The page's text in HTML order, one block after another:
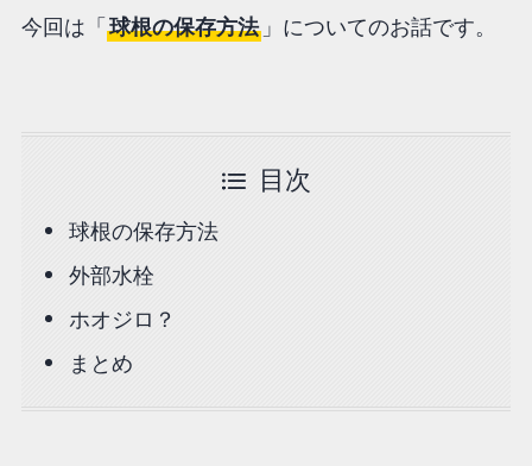
今回は「 球根の保存方法」についてのお話です。
目次
球根の保存方法
外部水栓
ホオジロ？
まとめ